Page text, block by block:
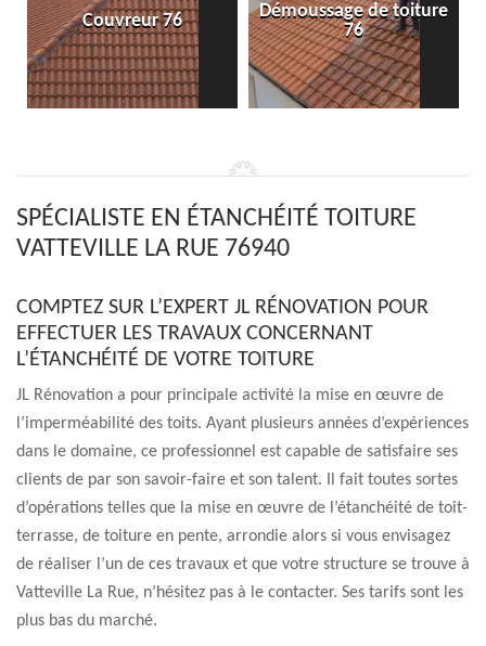
Couvreur 76
Démoussage de toiture
76
SPÉCIALISTE EN ÉTANCHÉITÉ TOITURE
VATTEVILLE LA RUE 76940
COMPTEZ SUR L’EXPERT JL RÉNOVATION POUR
EFFECTUER LES TRAVAUX CONCERNANT
L’ÉTANCHÉITÉ DE VOTRE TOITURE
JL Rénovation a pour principale activité la mise en œuvre de
l’imperméabilité des toits. Ayant plusieurs années d’expériences
dans le domaine, ce professionnel est capable de satisfaire ses
clients de par son savoir-faire et son talent. Il fait toutes sortes
d’opérations telles que la mise en œuvre de l’étanchéité de toit-
terrasse, de toiture en pente, arrondie alors si vous envisagez
de réaliser l’un de ces travaux et que votre structure se trouve à
Vatteville La Rue, n’hésitez pas à le contacter. Ses tarifs sont les
plus bas du marché.